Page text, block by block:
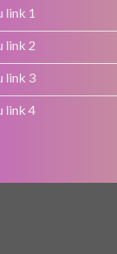
link 1
link 2
link 3
link 4